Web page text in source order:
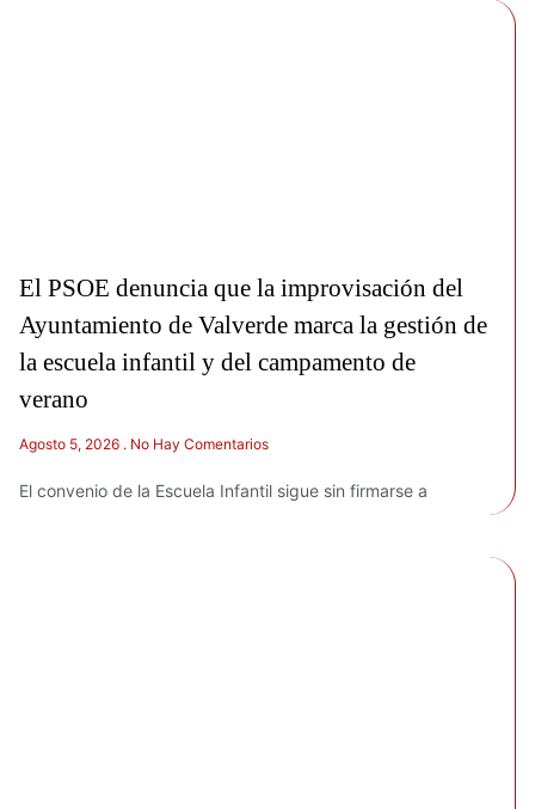
El PSOE denuncia que la improvisación del
Ayuntamiento de Valverde marca la gestión de
la escuela infantil y del campamento de
verano
Agosto 5, 2026 No Hay Comentarios
El convenio de la Escuela Infantil sigue sin firmarse a